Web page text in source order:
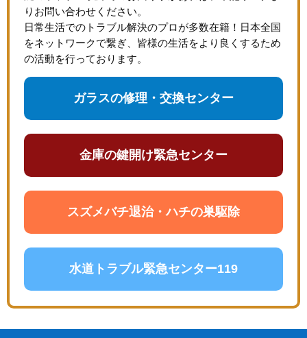
りお問い合わせください。
日常生活でのトラブル解決のプロが多数在籍！日本全国
をネットワークで繋ぎ、皆様の生活をより良くするため
の活動を行っております。
ガラスの修理・交換センター
金庫の鍵開け緊急センター
スズメバチ退治・ハチの巣駆除
水道トラブル緊急センター119